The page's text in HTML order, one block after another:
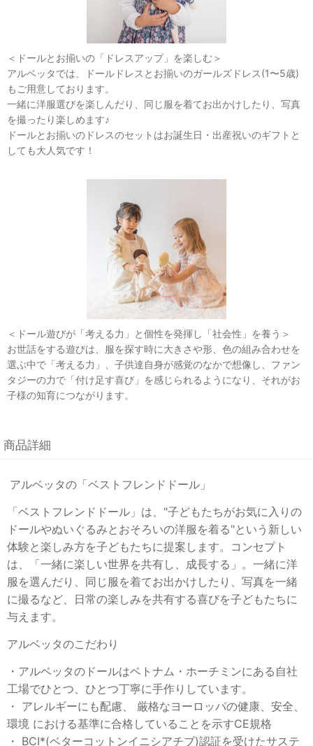
＜ドールとお揃いの「ドレスアップ」を楽しむ＞
アルベッタでは、ドールドレスとお揃いのガールズドレス(1〜5歳)
もご用意しております。
一緒に洋服選びを楽しんだり、同じ服を着てお出かけしたり、写真
を撮ったり楽しめます♪
ドールとお揃いのドレスのセットはお誕生日・出産祝いのギフトと
しても大人気です！
＜ドール遊びが「考える力」と個性を発揮し「社会性」を養う＞
お世話をする遊びは、服を探す時に大きさや形、色の組み合わせを
選ぶ中で「考える力」、子供達自身が感覚のなかで想像し、ファン
タジーの力で「付け足す喜び」を感じられるようになり、それがお
子様の知育につながります。
商品詳細
アルベッタの「ベストフレンドドール」
「ベストフレンドドール」は、"子どもたちがお気に入りの
ドールやぬいぐるみとおそろいの洋服を着る"という新しい
体験と楽しみ方を子どもたちに提案します。コンセプト
は、「一緒に楽しい世界を共有し、成長する」。一緒に洋
服を選んだり、同じ服を着てお出かけしたり、写真を一緒
に撮るなど、日常の楽しみを共有する喜びを子どもたちに
与えます。
アルベッタのこだわり
・アルベッタのドールはベトナム・ホーチミンにある自社
工場でひとつ、ひとつ丁寧に手作りしています。
・ アレルギーにも配慮、 厳格なヨーロッパの健康、安全、
環境 における基準に合格していることを示すCE規格
・ BCI*(ベターコットンイニシアチブ)認証を受けたサステ